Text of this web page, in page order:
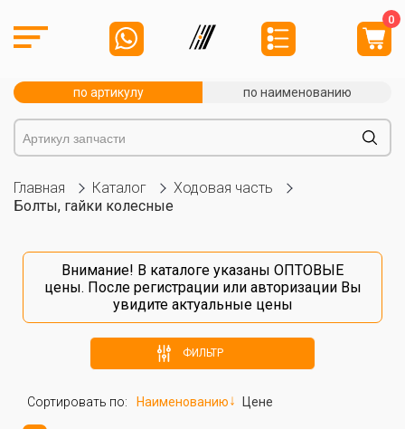
0
по артикулу по наименованию
Главная Каталог
Ходовая часть
Болты, гайки колесные
Внимание! В каталоге указаны ОПТОВЫЕ
цены. После регистрацииили авторизацииВы
увидите актуальные цены
ФИЛЬТР
Сортировать по: Наименованию Цене